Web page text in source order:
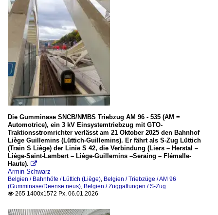
Arriva
Die Gumminase SNCB/NMBS Triebzug AM 96 - 535 (AM =
Automotrice), ein 3 kV Einsystemtriebzug mit GTO-
Traktionsstromrichter verlässt am 21 Oktober 2025 den Bahnhof
Liège Guillemins (Lüttich-Guillemins). Er fährt als S-Zug Lüttich
(Train S Liège) der Linie S 42, die Verbindung (Liers – Herstal –
Liège-Saint-Lambert – Liège-Guillemins –Seraing – Flémalle-
Haute). 
Armin Schwarz
Belgien / Bahnhöfe / Lüttich (Liège), Belgien / Triebzüge / AM 96
(Gumminase/Deense neus), Belgien / Zuggattungen / S-Zug
 265 1400x1572 Px, 06.01.2026